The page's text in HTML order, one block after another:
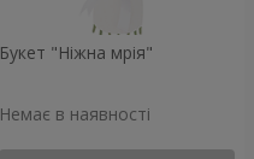
Букет "Ніжна мрія"
Немає в наявності